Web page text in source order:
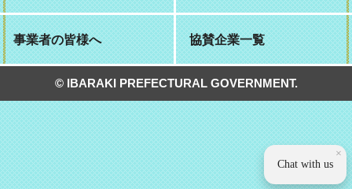
事業者の皆様へ 協賛企業一覧
© IBARAKI PREFECTURAL GOVERNMENT.
×
Chat with us